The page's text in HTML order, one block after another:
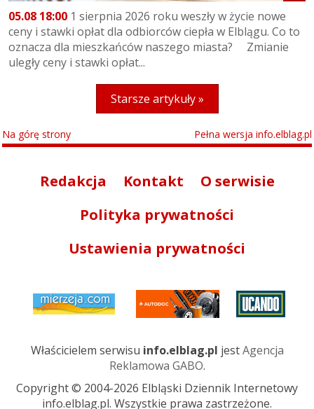
05.08 18:00 1 sierpnia 2026 roku weszły w życie nowe
ceny i stawki opłat dla odbiorców ciepła w Elblągu. Co to
oznacza dla mieszkańców naszego miasta? Zmianie
uległy ceny i stawki opłat...
Starsze artykuły »
Na górę strony Pełna wersja info.elblag.pl
Redakcja Kontakt
O serwisie
Polityka prywatności
Ustawienia prywatności
Właścicielem serwisu info.elblag.pl jestAgencja
Reklamowa GABO.
Copyright © 2004-2026 Elbląski Dziennik Internetowy
info.elblag.pl. Wszystkie prawa zastrzeżone.